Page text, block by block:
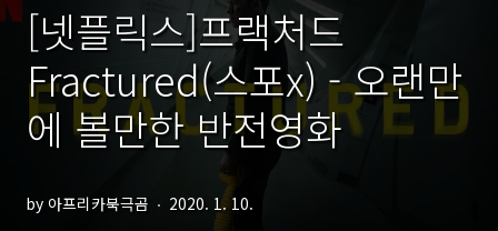
[넷플릭스]프랙처드
Fractured(스포x) - 오랜만
에 볼만한 반전영화
by 아프리카북극곰 2020. 1. 10.